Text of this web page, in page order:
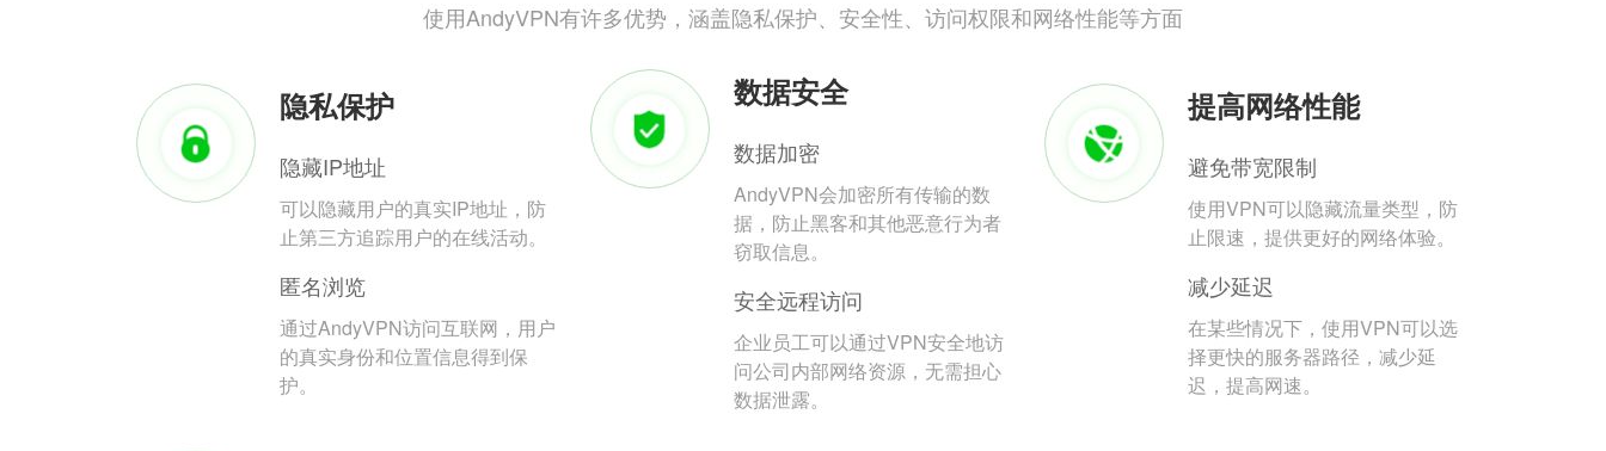
使用AndyVPN有许多优势，涵盖隐私保护、安全性、访问权限和网络性能等方面
隐私保护
隐藏IP地址
可以隐藏用户的真实IP地址，防
止第三方追踪用户的在线活动。
匿名浏览
通过AndyVPN访问互联网，用户
的真实身份和位置信息得到保
护。
数据安全
数据加密
AndyVPN会加密所有传输的数
据，防止黑客和其他恶意行为者
窃取信息。
安全远程访问
企业员工可以通过VPN安全地访
问公司内部网络资源，无需担心
数据泄露。
提高网络性能
避免带宽限制
使用VPN可以隐藏流量类型，防
止限速，提供更好的网络体验。
减少延迟
在某些情况下，使用VPN可以选
择更快的服务器路径，减少延
迟，提高网速。